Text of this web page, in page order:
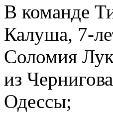
В команде
Калуша, 7-
Соломия
из
Одессы;